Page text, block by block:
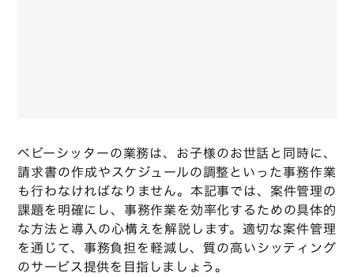
ベビーシッターの業務は、お子様のお世話と同時に、
請求書の作成やスケジュールの調整といった事務作業
も行わなければなりません。本記事では、案件管理の
課題を明確にし、事務作業を効率化するための具体的
な方法と導入の心構えを解説します。適切な案件管理
を通じて、事務負担を軽減し、質の高いシッティング
のサービス提供を目指しましょう。